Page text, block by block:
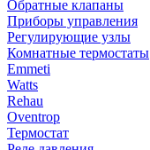
Обратные клапаны
Приборы управления
Регулирующие узлы
Комнатные термостаты
Emmeti
Watts
Rehau
Oventrop
Термостат